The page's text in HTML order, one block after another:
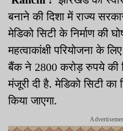
बनाने की दिशा में राज्य
मेडिको सिटी के निर्माण की
महत्वाकांक्षी परियोजना के
बैंक ने 2800 करोड़ रुपये की
मंजूरी दी है. मेडिको सिटी का
किया जाएगा.